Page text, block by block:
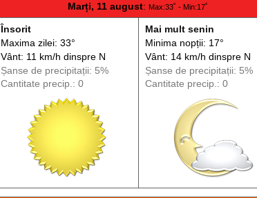
Marți, 11 august: Max:33˚ - Min:17˚
Însorit
Maxima zilei: 33°
Vânt: 11 km/h dinspreN
Șanse de precipitații: 5%
Cantitate precip.: 0
Mai mult senin
Minima nopții: 17°
Vânt: 14 km/h dinspreN
Șanse de precipitații: 5%
Cantitate precip.: 0